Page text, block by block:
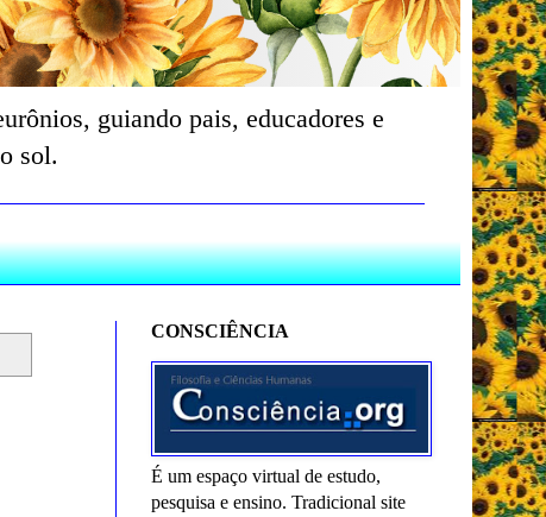
guiando pais, educadores e
sol.
CONSCIÊNCIA
É um espaço virtual de estudo,
pesquisa e ensino. Tradicional site